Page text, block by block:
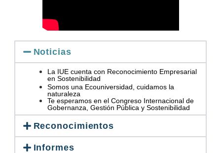
Noticias
La IUE cuenta con Reconocimiento Empresarial
en Sostenibilidad
Somos una Ecouniversidad, cuidamos la
naturaleza
Te esperamos en el Congreso Internacional de
Gobernanza, Gestión Pública y Sostenibilidad
Reconocimientos
Informes